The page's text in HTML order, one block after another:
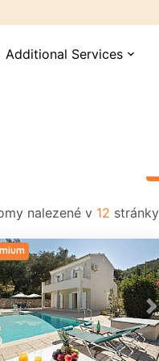
Additional Services expand_more
nalezené v 12 stránky